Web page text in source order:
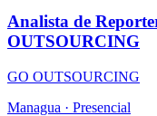
Analista de
OUTSOURCING
GO OUTSOURCING
Managua · Presencial